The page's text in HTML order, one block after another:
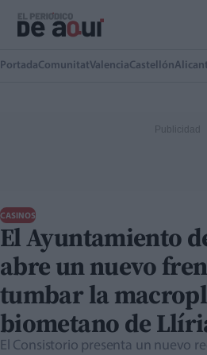
PortadaComunitatValenciaCastellón
CASINOS
El Ayuntamiento
abre un nuevo
tumbar la
biometano de
El Consistorio presenta un nuevo